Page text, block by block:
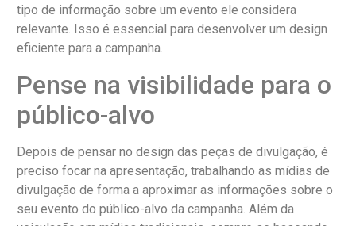
tipo de informação sobre um evento ele considera
relevante. Isso é essencial para desenvolver um design
eficiente para a campanha.
Pense na visibilidade para o
público-alvo
Depois de pensar no design das peças de divulgação, é
preciso focar na apresentação, trabalhando as mídias de
divulgação de forma a aproximar as informações sobre o
seu evento do público-alvo da campanha. Além da